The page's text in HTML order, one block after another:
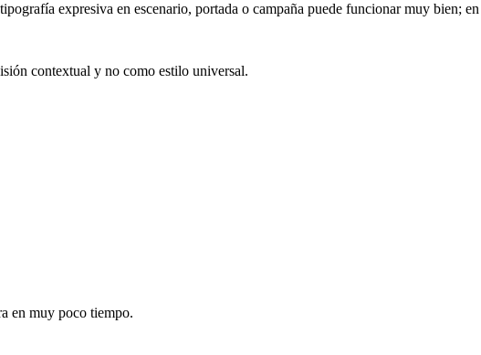
expresiva en escenario, portada o campaña puede funcionar muy bien;
contextual y no como estilo universal.
en muy poco tiempo.